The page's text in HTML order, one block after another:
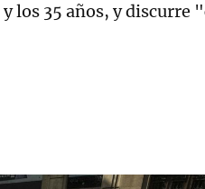
los 35 años, y